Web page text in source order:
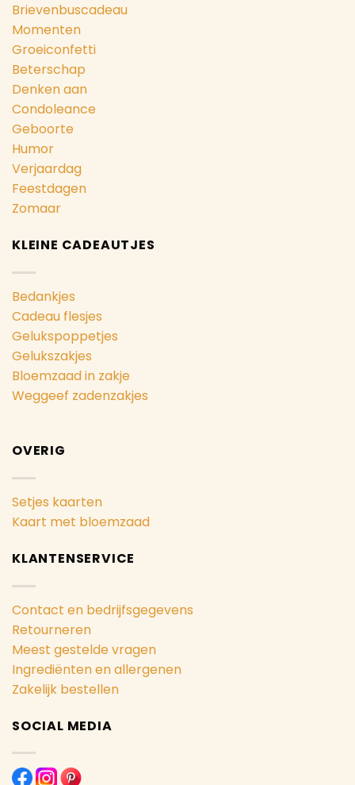
Brievenbuscadeau
Momenten
Groeiconfetti
Beterschap
Denken aan
Condoleance
Geboorte
Humor
Verjaardag
Feestdagen
Zomaar
KLEINE CADEAUTJES
Bedankjes
Cadeau flesjes
Gelukspoppetjes
Gelukszakjes
Bloemzaad in zakje
Weggeef zadenzakjes
OVERIG
Setjes kaarten
Kaart met bloemzaad
KLANTENSERVICE
Contact en bedrijfsgegevens
Retourneren
Meest gestelde vragen
Ingrediënten en allergenen
Zakelijk bestellen
SOCIAL MEDIA